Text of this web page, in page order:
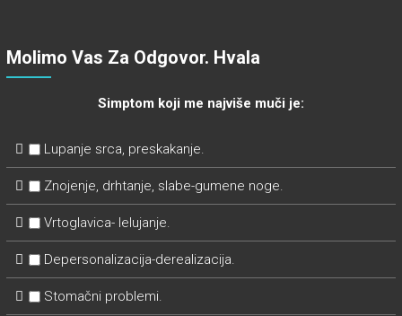
Molimo Vas Za Odgovor. Hvala
Simptom koji me najviše muči je:
Lupanje srca, preskakanje.
Znojenje, drhtanje, slabe-gumene noge.
Vrtoglavica- lelujanje.
Depersonalizacija-derealizacija.
Stomačni problemi.